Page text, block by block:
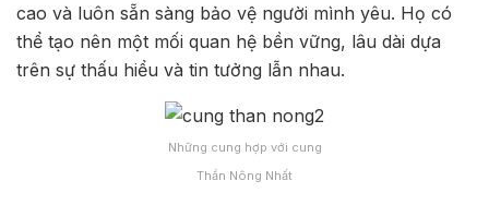
cao và luôn sẵn sàng bảo vệ người mình yêu. Họ có
thể tạo nên một mối quan hệ bền vững, lâu dài dựa
trên sự thấu hiểu và tin tưởng lẫn nhau.
Những cung hợp với cung
Thần Nông Nhất